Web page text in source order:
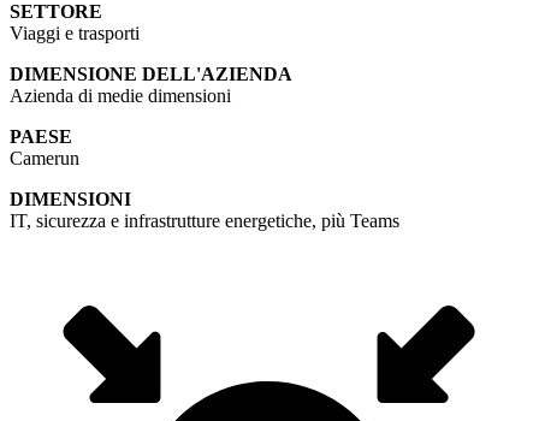
SETTORE
Viaggi e trasporti
DIMENSIONE DELL'AZIENDA
Azienda di medie dimensioni
PAESE
Camerun
DIMENSIONI
IT, sicurezza e infrastrutture energetiche, più Teams